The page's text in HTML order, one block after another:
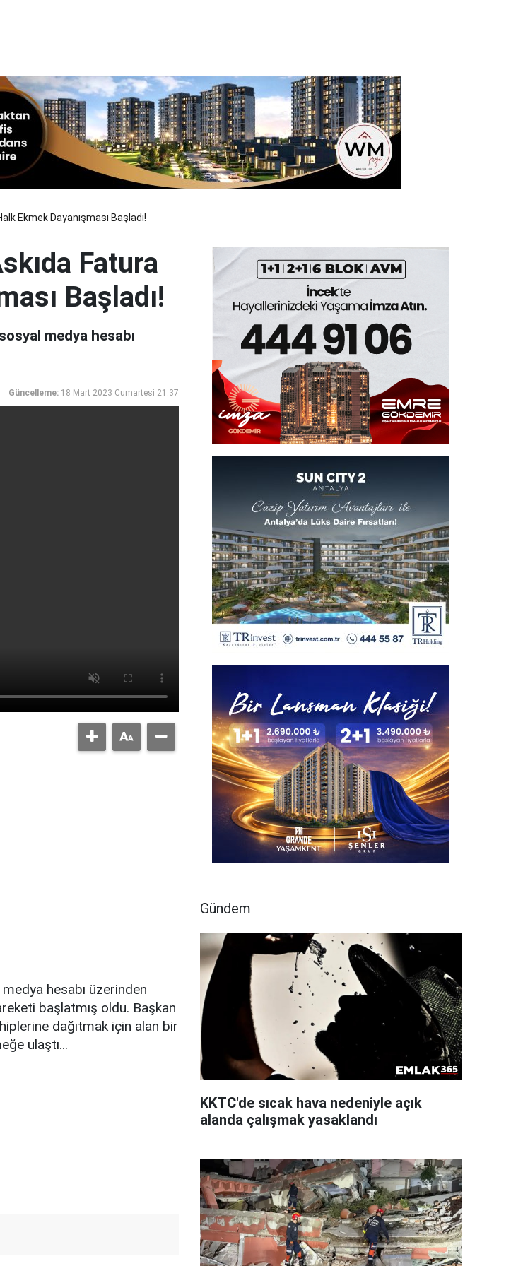
Ekmek Dayanışması Başladı!
Fatura
Başladı!
medya hesabı
Güncelleme: 18 Mart 2023 Cumartesi 21:37
hesabı üzerinden
başlatmış oldu. Başkan
dağıtmak için alan bir
ulaştı...
Gündem
KKTC'de sıcak hava nedeniyle açık
alanda çalışmak yasaklandı